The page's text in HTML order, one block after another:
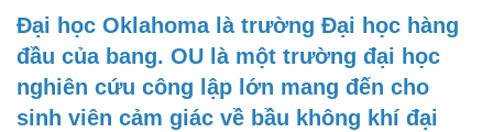
Đại học Oklahoma là trường Đại học hàng
đầu của bang. OU là một trường đại học
nghiên cứu công lập lớn mang đến cho
sinh viên cảm giác về bầu không khí đại